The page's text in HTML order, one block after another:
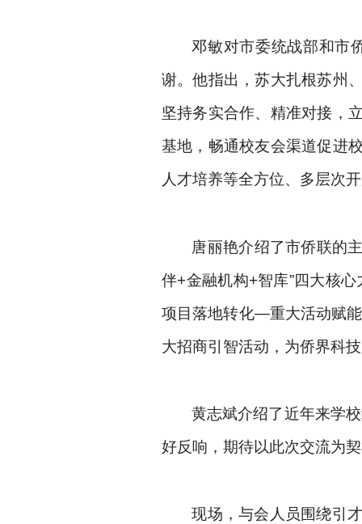
邓敏对市委统战部和市
谢。他指出，苏大扎根苏州
坚持务实合作、精准对接，
基地，畅通校友会渠道促进
人才培养等全方位、多层次
唐丽艳介绍了市侨联的
伴+金融机构+智库”四大核
项目落地转化—重大活动赋
大招商引智活动，为侨界科
黄志斌介绍了近年来学
好反响，期待以此次交流为
现场，与会人员围绕引